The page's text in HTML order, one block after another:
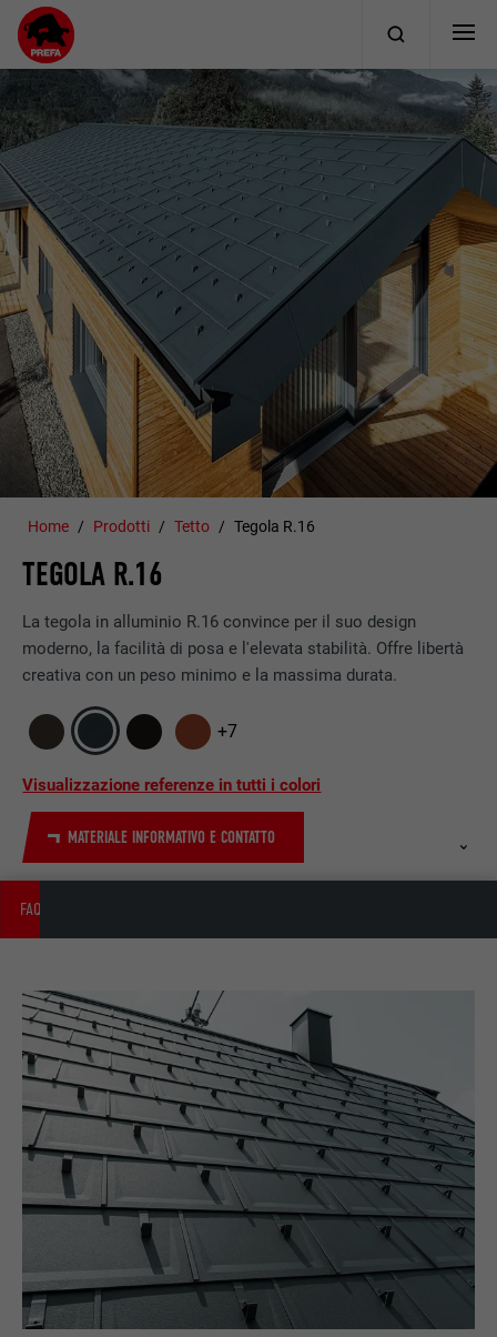
Home Prodotti Tetto Tegola R.16
TEGOLA R.16
La tegola in alluminio R.16 convince per il suo design
moderno, la facilità di posa e l'elevata stabilità. Offre libertà
creativa con un peso minimo e la massima durata.
+7
Visualizzazione referenze in tutti i colori
MATERIALE INFORMATIVO E CONTATTO
FAQ